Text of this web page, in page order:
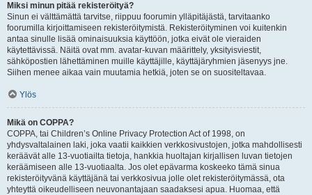
Miksi minun pitää rekisteröityä?
Sinun ei välttämättä tarvitse, riippuu foorumin ylläpitäjästä, tarvitaanko
foorumilla kirjoittamiseen rekisteröitymistä. Rekisteröityminen voi kuitenkin
antaa sinulle lisää ominaisuuksia käyttöön, jotka eivät ole vieraiden
käytettävissä. Näitä ovat mm. avatar-kuvan määrittely, yksityisviestit,
sähköpostien lähettäminen muille käyttäjille, käyttäjäryhmien jäsenyys jne.
Siihen menee aikaa vain muutamia hetkiä, joten se on suositeltavaa.
Ylös
Mikä on COPPA?
COPPA, tai Children’s Online Privacy Protection Act of 1998, on
yhdysvaltalainen laki, joka vaatii kaikkien verkkosivustojen, jotka mahdollisesti
keräävät alle 13-vuotiailta tietoja, hankkia huoltajan kirjallisen luvan tietojen
keräämiseen alle 13-vuotiaalta. Jos olet epävarma koskeeko tämä sinua
rekisteröityvänä käyttäjänä tai verkkosivua jolle olet rekisteröitymässä, ota
yhteyttä oikeudelliseen neuvonantajaan saadaksesi apua. Huomaa, että